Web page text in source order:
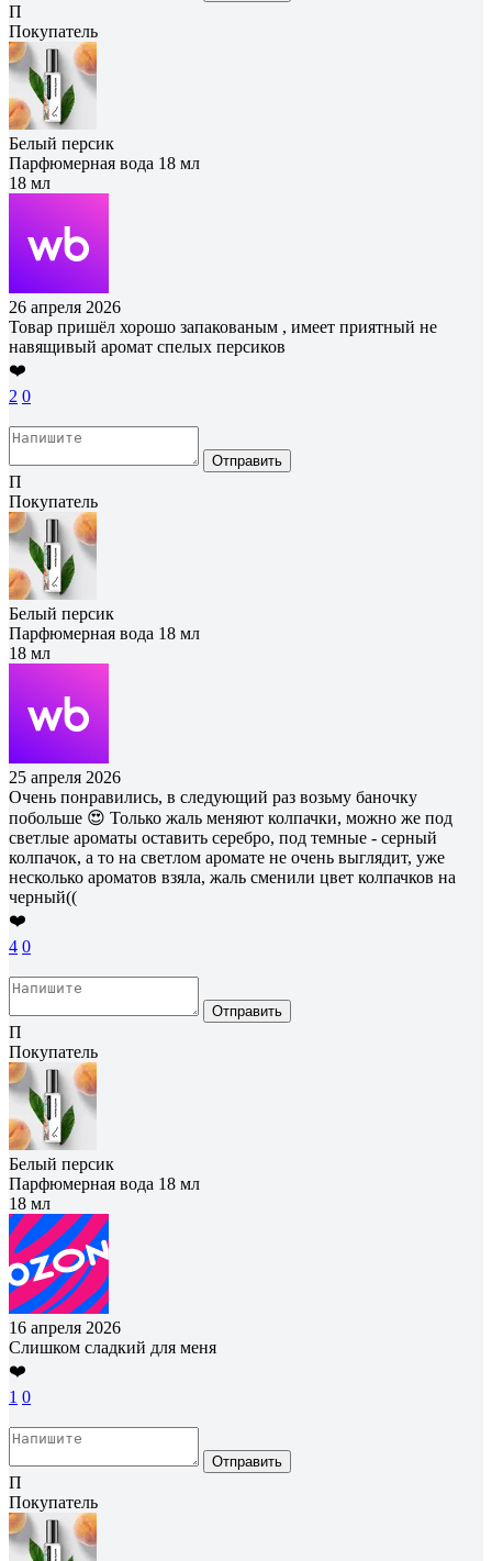
П
Покупатель
Белый персик
Парфюмерная вода 18 мл
18 мл
26 апреля 2026
Товар пришёл хорошо запакованым , имеет приятный не
навящивый аромат спелых персиков
❤️
2 0
Отправить
П
Покупатель
Белый персик
Парфюмерная вода 18 мл
18 мл
25 апреля 2026
Очень понравились, в следующий раз возьму баночку
побольше 😍 Только жаль меняют колпачки, можно же под
светлые ароматы оставить серебро, под темные - серный
колпачок, а то на светлом аромате не очень выглядит, уже
несколько ароматов взяла, жаль сменили цвет колпачков на
черный((
❤️
4 0
Отправить
П
Покупатель
Белый персик
Парфюмерная вода 18 мл
18 мл
16 апреля 2026
Слишком сладкий для меня
❤️
1 0
Отправить
П
Покупатель